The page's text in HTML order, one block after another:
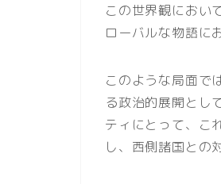
この世界観におい
ローバルな物語に
このような局面で
る政治的展開とし
ティにとって、こ
し、西側諸国との